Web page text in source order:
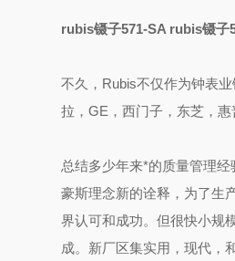
rubis镊子571-SA rubis镊子
不久，Rubis不仅作为钟表
拉，GE，西门子，东芝，
总结多少年来*的质量管理
豪斯理念新的诠释，为了生
界认可和成功。但很快小规
成。新厂区集实用，现代，